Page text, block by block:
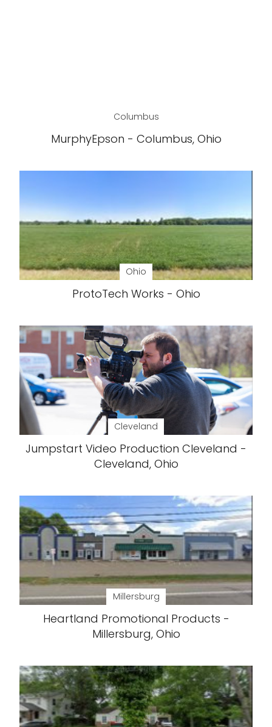
Columbus
MurphyEpson - Columbus, Ohio
Ohio
ProtoTech Works - Ohio
Cleveland
Jumpstart Video Production Cleveland -
Cleveland, Ohio
Millersburg
Heartland Promotional Products -
Millersburg, Ohio